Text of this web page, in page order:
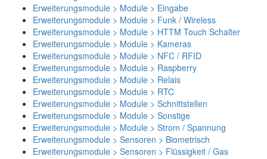
Erweiterungsmodule > Module > Eingabe
Erweiterungsmodule > Module > Funk / Wireless
Erweiterungsmodule > Module > HTTM Touch Schalter
Erweiterungsmodule > Module > Kameras
Erweiterungsmodule > Module > NFC / RFID
Erweiterungsmodule > Module > Raspberry
Erweiterungsmodule > Module > Relais
Erweiterungsmodule > Module > RTC
Erweiterungsmodule > Module > Schnittstellen
Erweiterungsmodule > Module > Sonstige
Erweiterungsmodule > Module > Strom / Spannung
Erweiterungsmodule > Sensoren > Biometrisch
Erweiterungsmodule > Sensoren > Flüssigkeit / Gas